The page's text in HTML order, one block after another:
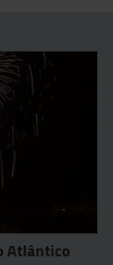
Atlântico